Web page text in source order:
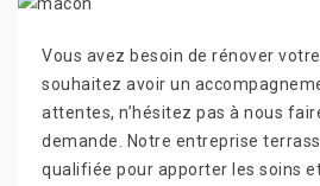
Vous avez besoin de rénover
souhaitez avoir un
attentes, n’hésitez pas à nous
demande. Notre entreprise
qualifiée pour apporter les soins